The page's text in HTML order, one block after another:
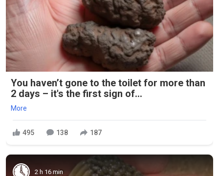
You haven’t gone to the toilet for more than
2 days – it's the first sign of...
More
495 138 187
2 h 16 min